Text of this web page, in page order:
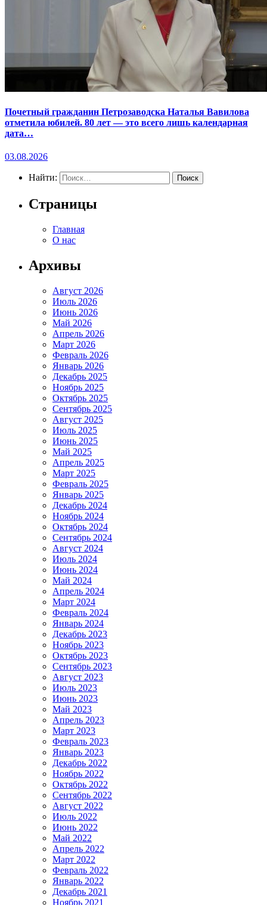
Почетный гражданин Петрозаводска Наталья Вавилова
отметила юбилей. 80 лет — это всего лишь календарная
дата…
03.08.2026
Найти:
Страницы
Главная
О нас
Архивы
Август 2026
Июль 2026
Июнь 2026
Май 2026
Апрель 2026
Март 2026
Февраль 2026
Январь 2026
Декабрь 2025
Ноябрь 2025
Октябрь 2025
Сентябрь 2025
Август 2025
Июль 2025
Июнь 2025
Май 2025
Апрель 2025
Март 2025
Февраль 2025
Январь 2025
Декабрь 2024
Ноябрь 2024
Октябрь 2024
Сентябрь 2024
Август 2024
Июль 2024
Июнь 2024
Май 2024
Апрель 2024
Март 2024
Февраль 2024
Январь 2024
Декабрь 2023
Ноябрь 2023
Октябрь 2023
Сентябрь 2023
Август 2023
Июль 2023
Июнь 2023
Май 2023
Апрель 2023
Март 2023
Февраль 2023
Январь 2023
Декабрь 2022
Ноябрь 2022
Октябрь 2022
Сентябрь 2022
Август 2022
Июль 2022
Июнь 2022
Май 2022
Апрель 2022
Март 2022
Февраль 2022
Январь 2022
Декабрь 2021
Ноябрь 2021